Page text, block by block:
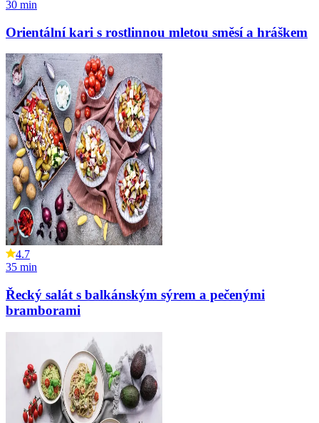
30 min
Orientální kari s rostlinnou mletou směsí a hráškem
4.7
35 min
Řecký salát s balkánským sýrem a pečenými
bramborami